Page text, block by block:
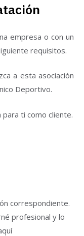
empresa o con un
requisitos.
a esta asociación
Deportivo.
ti como cliente.
correspondiente.
profesional y lo